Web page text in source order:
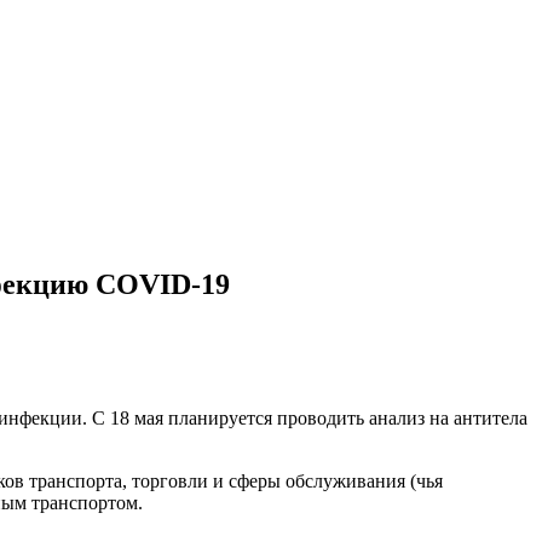
COVID-19
С 18 мая планируется проводить анализ на антитела
транспорта, торговли и сферы обслуживания (чья
транспортом.